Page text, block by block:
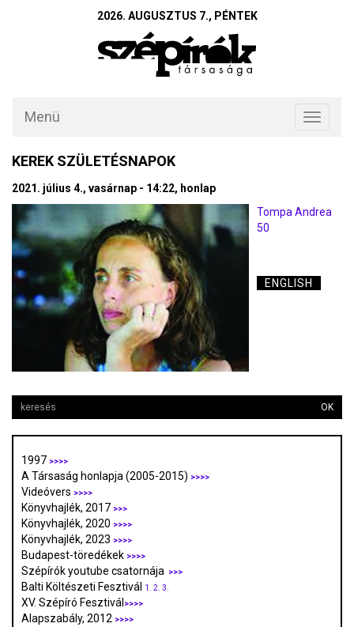
2026. AUGUSZTUS 7., PÉNTEK
Toggle
Menü
KEREK SZÜLETÉSNAPOK
2021. július 4., vasárnap - 14:22, honlap
Tompa Andrea
50
ENGLISH
OK
1997 >>>>
A Társaság honlapja (2005-2015) >>>>
Videóvers >>>>
Könyvhajlék, 2017 >>>
Könyvhajlék, 2020 >>>>
Könyvhajlék, 2023 >>>>
Budapest-töredékek >>>>
Szépírók youtube csatornája >>>
Balti Költészeti Fesztivál 1. 2. 3.
XV. Szépíró Fesztivál >>>>
Alapszabály, 2012 >>>>